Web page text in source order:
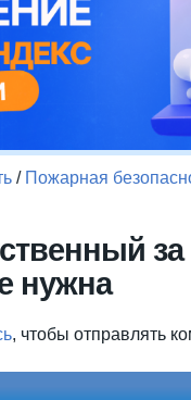
/ Пожарная
нужна
, чтобы отправлять